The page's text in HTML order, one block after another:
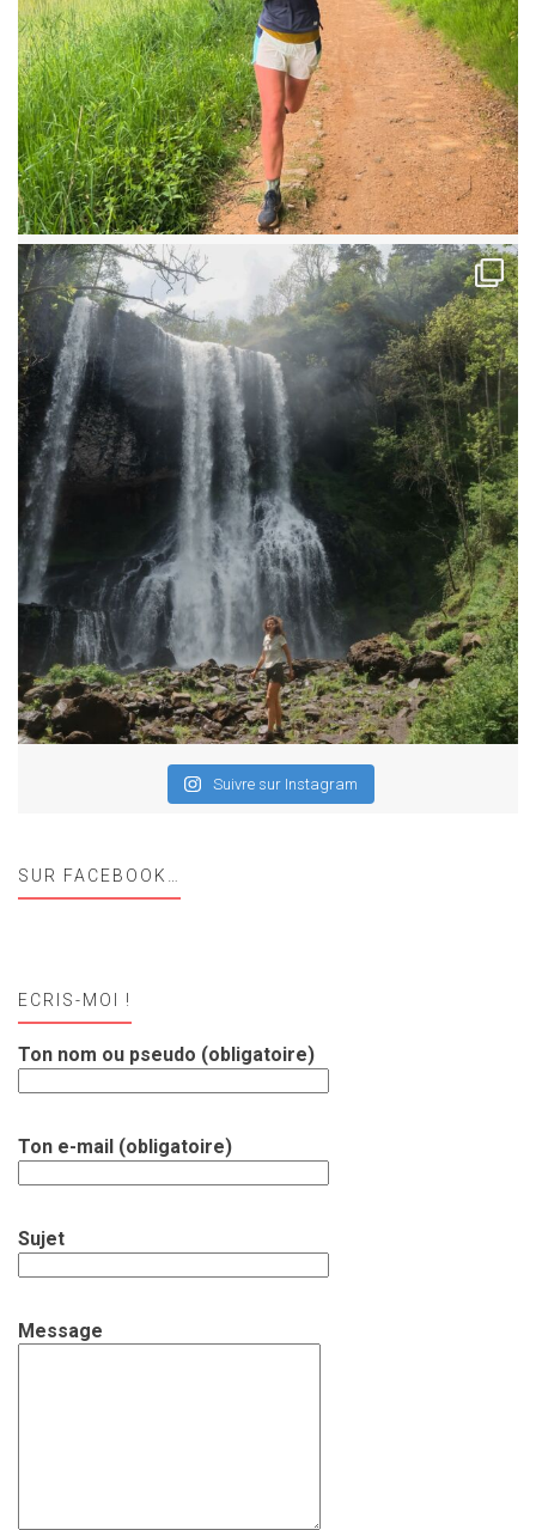
Suivre sur Instagram
SUR FACEBOOK…
ECRIS-MOI !
Ton nom ou pseudo (obligatoire)
Ton e-mail (obligatoire)
Sujet
Message